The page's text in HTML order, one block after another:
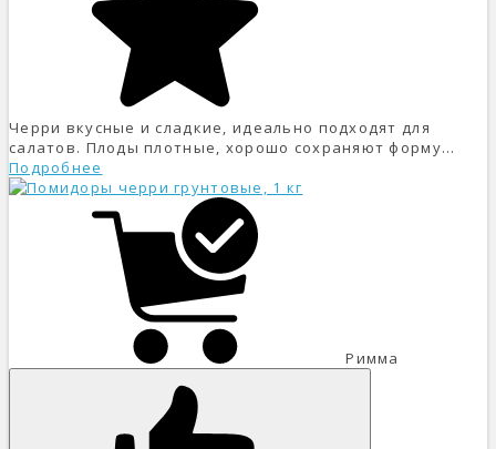
Черри вкусные и сладкие, идеально подходят для
салатов. Плоды плотные, хорошо сохраняют форму...
Подробнее
Римма